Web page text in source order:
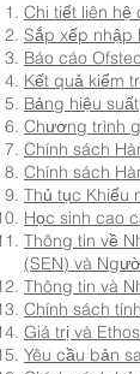
Chi tiết liên hệ
Sắp xếp nhập
Báo cáo
Kết quả kiểm
Bảng hiệu suất
Chương trình
Chính sách
Chính sách
Thủ tục Khiếu
Học sinh cao
Thông tin về
(SEN) và
Thông tin và
Chính sách
Giá trị và Ethos
Yêu cầu bản